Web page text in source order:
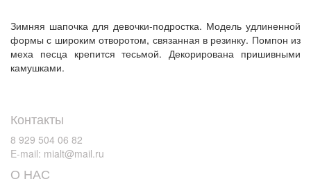
Зимняя шапочка для девочки-подростка. Модель удлиненной
формы с широким отворотом, связанная в резинку. Помпон из
меха песца крепится тесьмой. Декорирована пришивными
камушками.
Контакты
8 929 504 06 82
E-mail: mialt@mail.ru
О НАС